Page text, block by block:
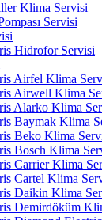
Klima Servisi
Servisi
Hidrofor Servisi
Airfel Klima
Airwell Klima
Alarko Klima
Baymak Klima
Beko Klima
Bosch Klima
Carrier Klima
Cartel Klima
Daikin Klima
Demirdöküm